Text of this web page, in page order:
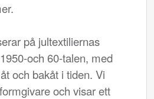
på jultextiliernas
och 60-talen, med
och bakåt i tiden. Vi
och visar ett